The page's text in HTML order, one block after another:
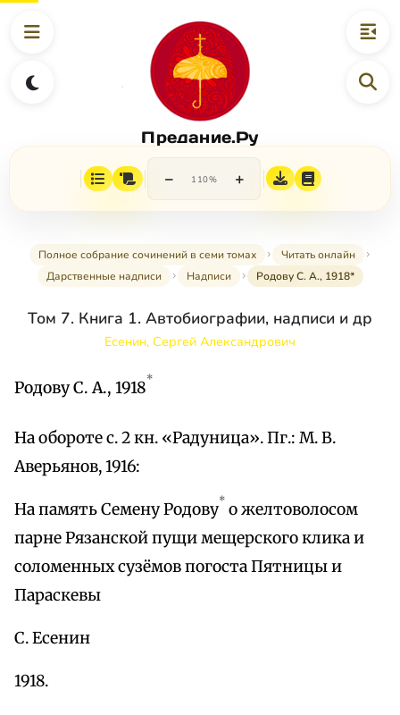
Предание.Ру
− 110% +
Полное собрание сочинений в семи томах
Читать онлайн
Дарственные надписи
Надписи Родову С. А., 1918*
Том 7. Книга 1. Автобиографии, надписи и др
Есенин, Сергей Александрович
Родову С. А., 1918*
На обороте с. 2 кн. «Радуница». Пг.: М. В.
Аверьянов, 1916:
На память Семену Родову* о желтоволосом
парне Рязанской пущи мещерского клика и
соломенных сузёмов погоста Пятницы и
Параскевы
С. Есенин
1918.